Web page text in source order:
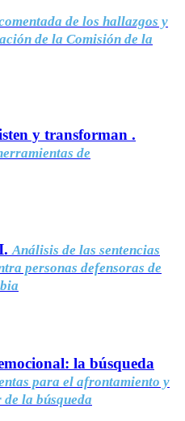
de los hallazgos y
de la Comisión de la
y transforman .
de
Análisis de las sentencias
personas defensoras de
la búsqueda
para el afrontamiento y
la búsqueda